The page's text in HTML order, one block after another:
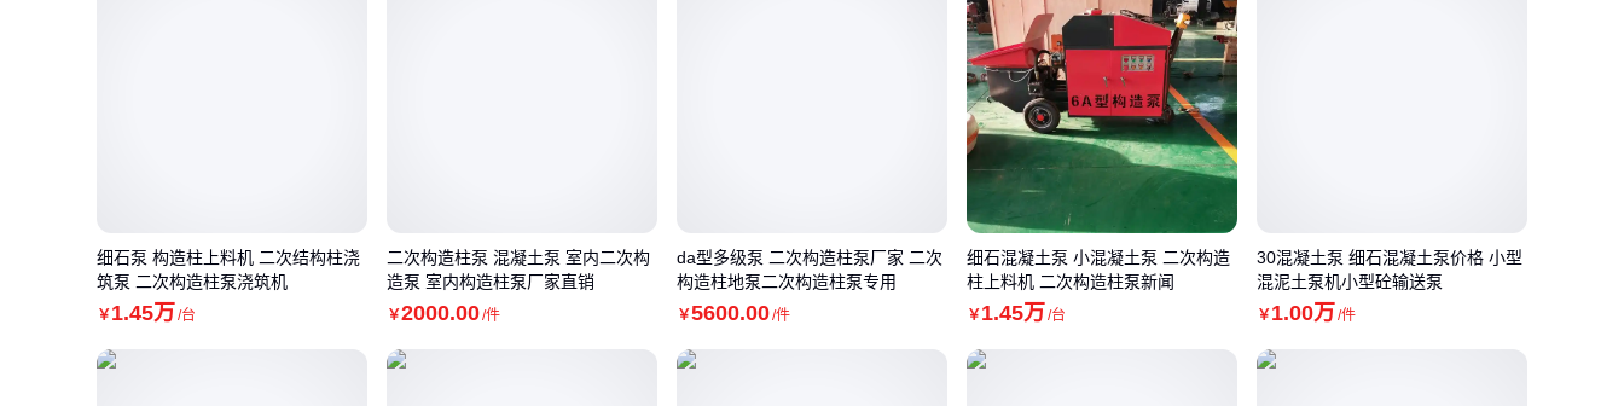
细石泵 构造柱上料机 二次结构柱浇
筑泵 二次构造柱泵浇筑机
￥ 1.45万 /台
二次构造柱泵 混凝土泵 室内二次构
造泵 室内构造柱泵厂家直销
￥2000.00/件
da型多级泵 二次构造柱泵厂家 二次
构造柱地泵二次构造柱泵专用
￥5600.00/件
细石混凝土泵 小混凝土泵 二次构造
柱上料机 二次构造柱泵新闻
￥ 1.45万 /台
30混凝土泵 细石混凝土泵价格 小型
混泥土泵机小型砼输送泵
￥ 1.00万 /件